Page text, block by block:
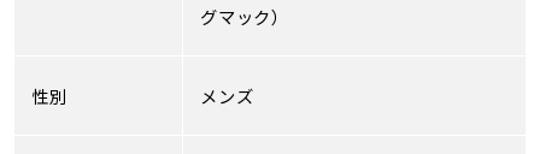
グマック）
性別 メンズ